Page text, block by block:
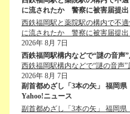
に流されたか 警察に被害届提出
西鉄福岡駅と薬院駅の構内で不
に流されたか 警察に被害届提出
2026年 8月 7日
西鉄福岡駅構内などで“謎の音声
西鉄福岡駅構内などで“謎の音声
2026年 8月 7日
副首都めざし「3本の矢」 福岡
Yahoo!ニュース
副首都めざし「3本の矢」 福岡